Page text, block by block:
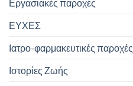
Εργασιακές παροχές
ΕΥΧΕΣ
Ιατρο-φαρμακευτικές παροχές
Ιστορίες Ζωής